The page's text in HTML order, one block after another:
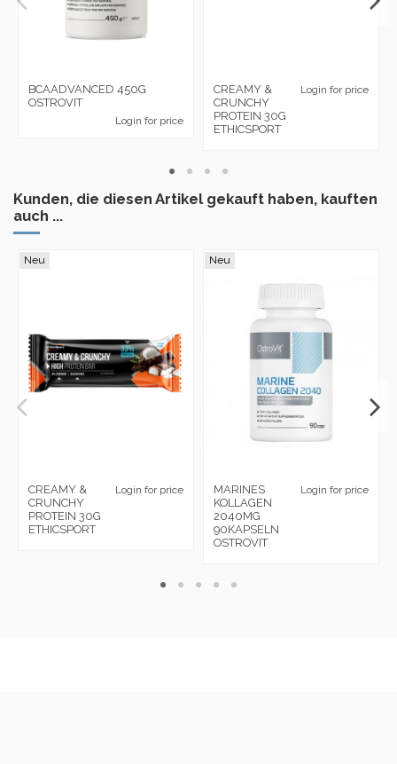
BCAADVANCED 450G
OSTROVIT
Login for price
CREAMY &
CRUNCHY
PROTEIN 30G
ETHICSPORT
Login for price
Kunden, die diesen Artikel gekauft haben, kauften
auch ...
Neu
CREAMY &
CRUNCHY
PROTEIN 30G
ETHICSPORT
Login for price
Neu
MARINES
KOLLAGEN
2040MG
90KAPSELN
OSTROVIT
Login for price